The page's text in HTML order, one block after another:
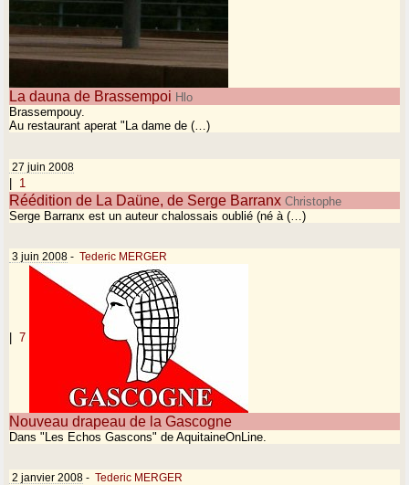
La dauna de Brassempoi Hlo
Brassempouy.
Au restaurant aperat "La dame de (…)
27 juin 2008
| 1
Réédition de La Daüne, de Serge Barranx Christophe
Serge Barranx est un auteur chalossais oublié (né à (…)
3 juin 2008 - Tederic MERGER
7
Nouveau drapeau de la Gascogne
Dans "Les Echos Gascons" de AquitaineOnLine.
2 janvier 2008 - Tederic MERGER